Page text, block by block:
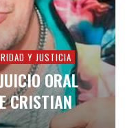
Y JUSTICIA
ORAL
CRISTIAN